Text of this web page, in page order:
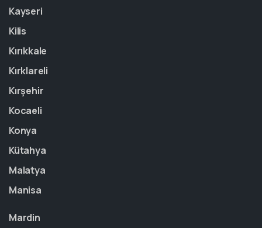
Kayseri
Kilis
Kırıkkale
Kırklareli
Kırşehir
Kocaeli
Konya
Kütahya
Malatya
Manisa
Mardin